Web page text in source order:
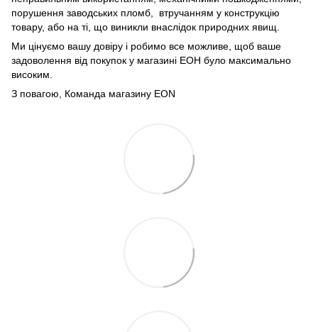
порушення заводських пломб, втручанням у конструкцію
товару, або на ті, що виникли внаслідок природних явищ.
Ми цінуємо вашу довіру і робимо все можливе, щоб ваше
задоволення від покупок у магазині ЕОН було максимально
високим.
З повагою, Команда магазину EON